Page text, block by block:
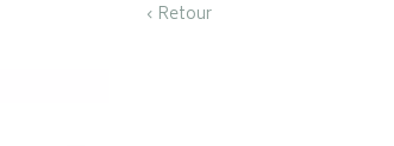
‹ Retour